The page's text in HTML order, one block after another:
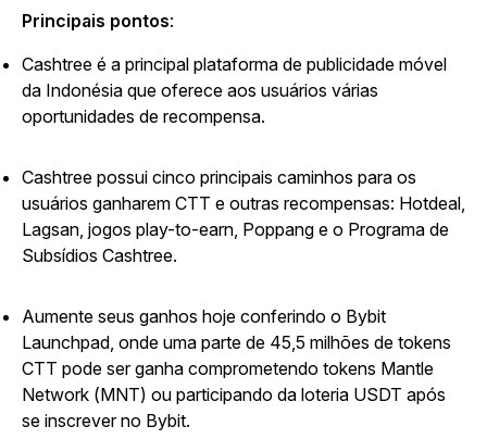
Principais pontos:
Cashtree é a principal plataforma de publicidade móvel
da Indonésia que oferece aos usuários várias
oportunidades de recompensa.
Cashtree possui cinco principais caminhos para os
usuários ganharem CTT e outras recompensas: Hotdeal,
Lagsan, jogos play-to-earn, Poppang e o Programa de
Subsídios Cashtree.
Aumente seus ganhos hoje conferindo o Bybit
Launchpad, onde uma parte de 45,5 milhões de tokens
CTT pode ser ganha comprometendo tokens Mantle
Network (MNT) ou participando da loteria USDT após
se inscrever no Bybit.